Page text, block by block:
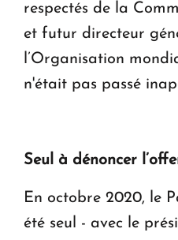
respectés de la
et futur directeur
l’Organisation
n'était pas passé
Seul à dénoncer
En octobre 2020, le
été seul - avec le